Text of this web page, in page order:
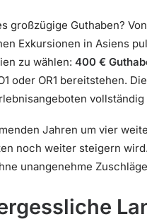
Guthaben?
Exkursionen in Asiens
zu wählen: 400 €
oder OR1 bereitstehen.
Jahren um vier
noch weiter steigern
unangenehme